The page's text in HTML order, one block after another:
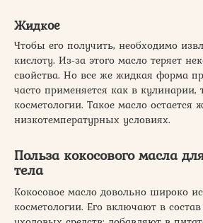
Жидкое
Чтобы его получить, необходимо
кислоту. Из-за этого масло теряет
свойства. Но все же жидкая форма
часто применяется как в кулинарии,
косметологии. Такое масло
низкотемпературных условиях.
Польза кокосового масла
тела
Кокосовое масло довольно широко
косметологии. Его включают в